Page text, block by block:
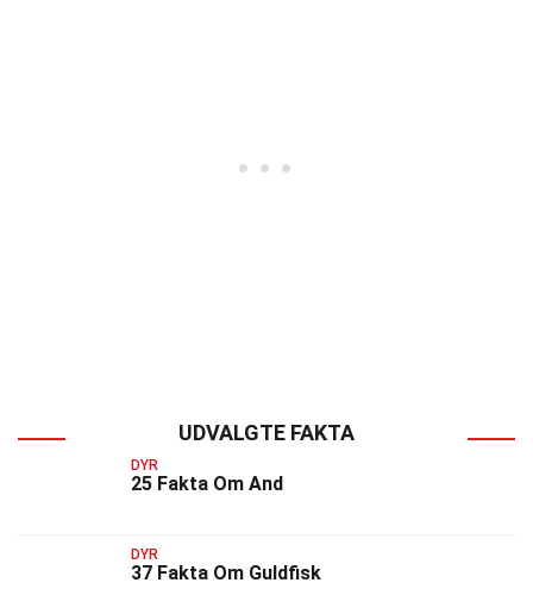
UDVALGTE FAKTA
DYR
25 Fakta Om And
DYR
37 Fakta Om Guldfisk